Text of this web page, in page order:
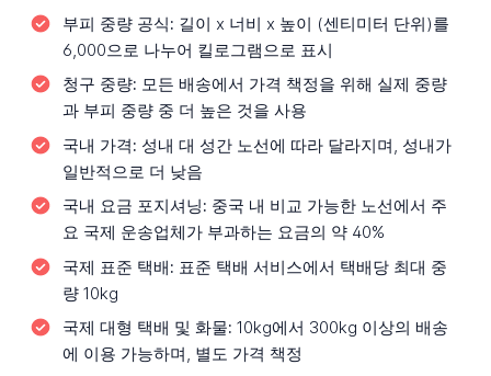
부피 중량 공식: 길이 x 너비 x 높이 (센티미터 단위)를
6,000으로 나누어 킬로그램으로 표시
청구 중량: 모든 배송에서 가격 책정을 위해 실제 중량
과 부피 중량 중 더 높은 것을 사용
국내 가격: 성내 대 성간 노선에 따라 달라지며, 성내가
일반적으로 더 낮음
국내 요금 포지셔닝: 중국 내 비교 가능한 노선에서 주
요 국제 운송업체가 부과하는 요금의 약 40%
국제 표준 택배: 표준 택배 서비스에서 택배당 최대 중
량 10kg
국제 대형 택배 및 화물: 10kg에서 300kg 이상의 배송
에 이용 가능하며, 별도 가격 책정